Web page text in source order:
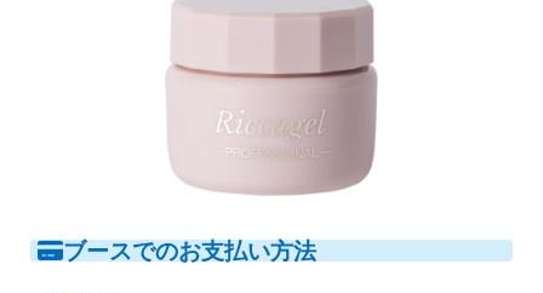
ブースでのお支払い方法